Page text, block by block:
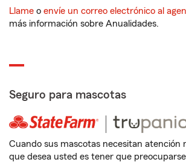
Llame o envíe un correo electrónico al
más información sobre Anualidades.
Seguro para mascotas
Cuando sus mascotas necesitan atención
que desea usted es tener que